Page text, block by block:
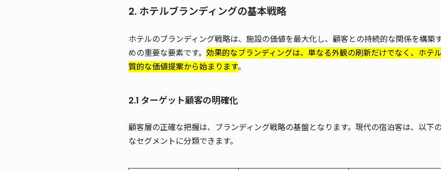
2. ホテルブランディングの基本戦略
ホテルのブランディング戦略は、施設の価値を最大化し、顧客との持続的な関係を構築
めの重要な要素です。 効果的なブランディングは、単なる外観の刷新だけでなく、ホテ
質的な価値提案から始まります。
2.1 ターゲット顧客の明確化
顧客層の正確な把握は、ブランディング戦略の基盤となります。現代の宿泊客は、以下
なセグメントに分類できます。